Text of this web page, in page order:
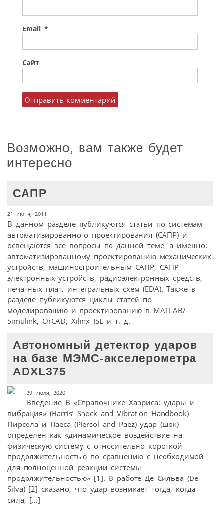
Email *
Сайт
Возможно, вам также будет
интересно
САПР
21 июня, 2011
В данном разделе публикуются статьи по системам
автоматизированного проектирования (САПР) и
освещаются все вопросы по данной теме, а именно:
автоматизированному проектированию механических
устройств, машиностроительным САПР, САПР
электронных устройств, радиоэлектронных средств,
печатных плат, интегральных схем (EDA). Также в
разделе публикуются циклы статей по
моделированию и проектированию в MATLAB/
Simulink, OrCAD, Xilinx ISE и т. д.
Автономный детектор ударов
на базе МЭМС-акселерометра
ADXL375
29 июля, 2020
Введение В «Справочнике Харриса: удары и
вибрация» (Harris’ Shock and Vibration Handbook)
Пирсола и Паеса (Piersol and Paez) удар (шок)
определен как «динамическое воздействие на
физическую систему с относительно короткой
продолжительностью по сравнению с необходимой
для полноценной реакции системы
продолжительностью» [1]. В работе Де Сильва (De
Silva) [2] сказано, что удар возникает тогда, когда
сила, […]